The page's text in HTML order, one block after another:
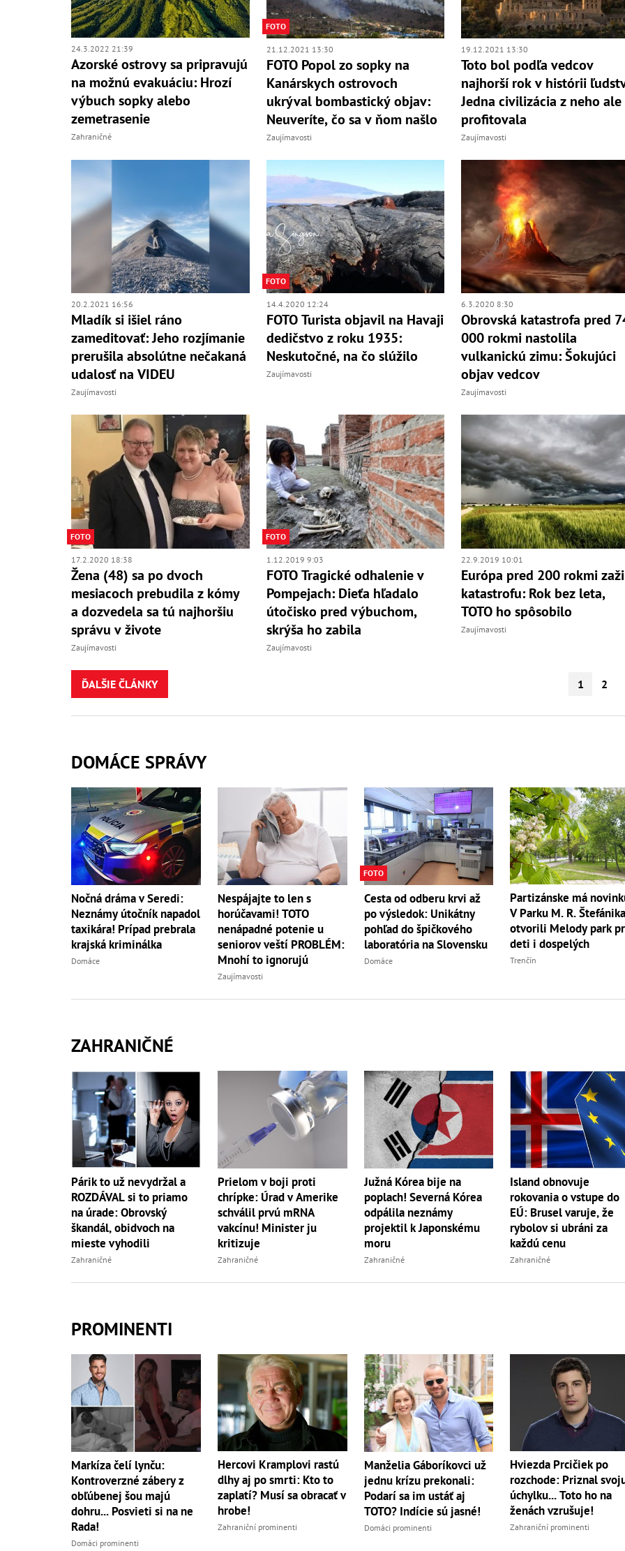
24.3.2022 21:39
Azorské ostrovy sa pripravujú
na možnú evakuáciu: Hrozí
výbuch sopky alebo
zemetrasenie
Zahraničné
FOTO
21.12.2021 13:30
FOTO Popol zo sopky na
Kanárskych ostrovoch
ukrýval bombastický objav:
Neuveríte, čo sa v ňom našlo
Zaujímavosti
19.12.2021 13:30
Toto bol podľa vedcov
najhorší rok v histórii
Jedna civilizácia z neho ale
profitovala
Zaujímavosti
20.2.2021 16:56
Mladík si išiel ráno
zameditovať: Jeho rozjímanie
prerušila absolútne nečakaná
udalosť na VIDEU
Zaujímavosti
FOTO
14.4.2020 12:24
FOTO Turista objavil na Havaji
dedičstvo z roku 1935:
Neskutočné, na čo slúžilo
Zaujímavosti
6.3.2020 8:30
Obrovská katastrofa pred
000 rokmi nastolila
vulkanickú zimu: Šokujúci
objav vedcov
Zaujímavosti
FOTO
17.2.2020 18:38
Žena (48) sa po dvoch
mesiacoch prebudila z kómy
a dozvedela sa tú najhoršiu
správu v živote
Zaujímavosti
FOTO
1.12.2019 9:03
FOTO Tragické odhalenie v
Pompejach: Dieťa hľadalo
útočisko pred výbuchom,
skrýša ho zabila
Zaujímavosti
22.9.2019 10:01
Európa pred 200 rokmi
katastrofu: Rok bez leta,
TOTO ho spôsobilo
Zaujímavosti
ĎALŠIE ČLÁNKY 1 2
DOMÁCE SPRÁVY
Nočná dráma v Seredi:
Neznámy útočník napadol
taxikára! Prípad prebrala
krajská kriminálka
Domáce
Nespájajte to len s
horúčavami! TOTO
nenápadné potenie u
seniorov veští PROBLÉM:
Mnohí to ignorujú
Zaujímavosti
FOTO
Cesta od odberu krvi až
po výsledok: Unikátny
pohľad do špičkového
laboratória na Slovensku
Domáce
Partizánske má
V Parku M. R.
otvorili Melody park
deti i dospelých
Trenčín
ZAHRANIČNÉ
Párik to už nevydržal a
ROZDÁVAL si to priamo
na úrade: Obrovský
škandál, obidvoch na
mieste vyhodili
Zahraničné
Prielom v boji proti
chrípke: Úrad v Amerike
schválil prvú mRNA
vakcínu! Minister ju
kritizuje
Zahraničné
Južná Kórea bije na
poplach! Severná Kórea
odpálila neznámy
projektil k Japonskému
moru
Zahraničné
Island obnovuje
rokovania o vstupe do
EÚ: Brusel varuje, že
rybolov si ubráni za
každú cenu
Zahraničné
PROMINENTI
Markíza čelí lynču:
Kontroverzné zábery z
obľúbenej šou majú
dohru... Posvieti si na ne
Rada!
Domáci prominenti
Hercovi Kramplovi rastú
dlhy aj po smrti: Kto to
zaplatí? Musí sa obracať v
hrobe!
Zahraniční prominenti
Manželia Gáboríkovci už
jednu krízu prekonali:
Podarí sa im ustáť aj
TOTO? Indície sú jasné!
Domáci prominenti
Hviezda Prcičiek po
rozchode: Priznal
úchylku... Toto ho na
ženách vzrušuje!
Zahraniční prominenti